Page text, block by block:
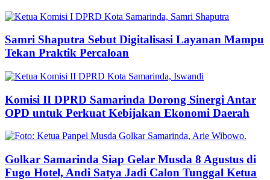
Samri Shaputra Sebut Digitalisasi Layanan Mampu
Tekan Praktik Percaloan
Komisi II DPRD Samarinda Dorong Sinergi Antar
OPD untuk Perkuat Kebijakan Ekonomi Daerah
Golkar Samarinda Siap Gelar Musda 8 Agustus di
Fugo Hotel, Andi Satya Jadi Calon Tunggal Ketua